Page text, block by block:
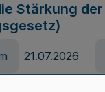
Stärkung
21.07.2026